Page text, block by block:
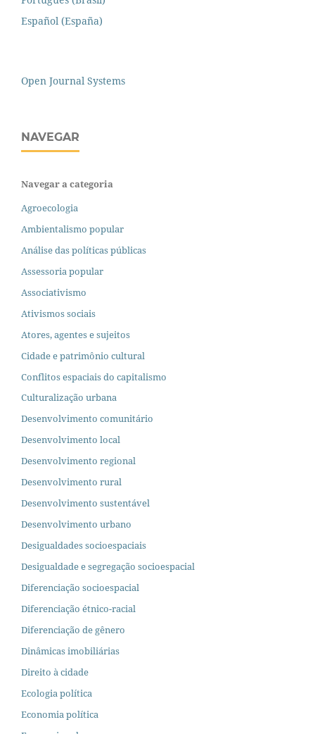
Español (España)
Open Journal Systems
NAVEGAR
Navegar a categoria
Agroecologia
Ambientalismo popular
Análise das políticas públicas
Assessoria popular
Associativismo
Ativismos sociais
Atores, agentes e sujeitos
Cidade e patrimônio cultural
Conflitos espaciais do capitalismo
Culturalização urbana
Desenvolvimento comunitário
Desenvolvimento local
Desenvolvimento regional
Desenvolvimento rural
Desenvolvimento sustentável
Desenvolvimento urbano
Desigualdades socioespaciais
Desigualdade e segregação socioespacial
Diferenciação socioespacial
Diferenciação étnico-racial
Diferenciação de gênero
Dinâmicas imobiliárias
Direito à cidade
Ecologia política
Economia política